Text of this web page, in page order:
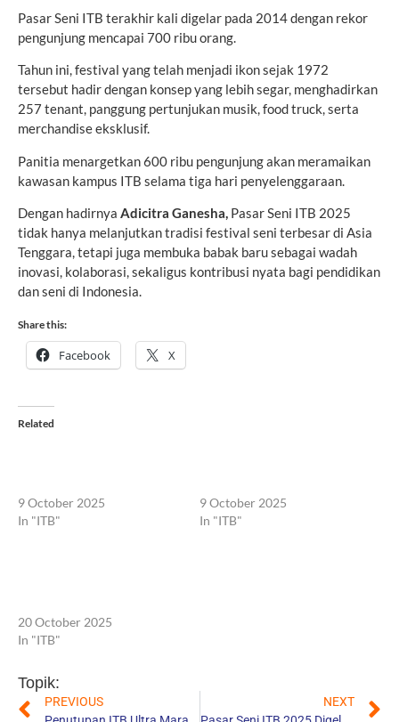
Pasar Seni ITB terakhir kali digelar pada 2014 dengan rekor
pengunjung mencapai 700 ribu orang.
Tahun ini, festival yang telah menjadi ikon sejak 1972
tersebut hadir dengan konsep yang lebih segar, menghadirkan
257 tenant, panggung pertunjukan musik, food truck, serta
merchandise eksklusif.
Panitia menargetkan 600 ribu pengunjung akan meramaikan
kawasan kampus ITB selama tiga hari penyelenggaraan.
Dengan hadirnya Adicitra Ganesha, Pasar Seni ITB 2025
tidak hanya melanjutkan tradisi festival seni terbesar di Asia
Tenggara, tetapi juga membuka babak baru sebagai wadah
inovasi, kolaborasi, sekaligus kontribusi nyata bagi pendidikan
dan seni di Indonesia.
Share this:
Facebook X
Related
9 October 2025
In "ITB"
9 October 2025
In "ITB"
20 October 2025
In "ITB"
Topik:
PREVIOUS
NEXT